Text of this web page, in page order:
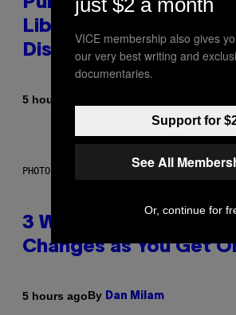
Library Built on
Dismantled Bones
5 hours ago
PHOTO ILLUSTRATION BY IAN WALDIE/GETTY
3 Ways Your Music
Changes as You Get
5 hours agoBy Dan Milam
just $2 a month
VICE membership also gives
our very best writing and
documentaries.
Support for
See All
Or, continue for